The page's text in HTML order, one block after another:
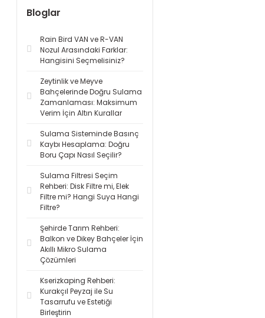
Bloglar
Rain Bird VAN ve R-VAN
Nozul Arasındaki Farklar:
Hangisini Seçmelisiniz?
Zeytinlik ve Meyve
Bahçelerinde Doğru Sulama
Zamanlaması: Maksimum
Verim İçin Altın Kurallar
Sulama Sisteminde Basınç
Kaybı Hesaplama: Doğru
Boru Çapı Nasıl Seçilir?
Sulama Filtresi Seçim
Rehberi: Disk Filtre mi, Elek
Filtre mi? Hangi Suya Hangi
Filtre?
Şehirde Tarım Rehberi:
Balkon ve Dikey Bahçeler İçin
Akıllı Mikro Sulama
Çözümleri
Kserizkaping Rehberi:
Kurakçıl Peyzaj ile Su
Tasarrufu ve Estetiği
Birleştirin